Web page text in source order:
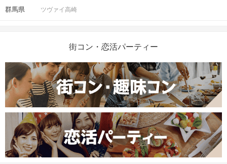
群馬県 ツヴァイ高崎
街コン・恋活パーティー